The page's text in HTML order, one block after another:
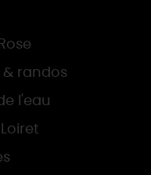
& randos
l'eau